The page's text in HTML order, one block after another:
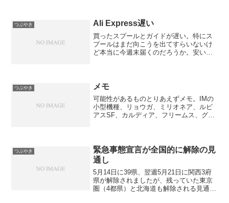
つぶやき Ali Express遅い
買ったスプールとガイドが遅い。特にス
プールはまだ向こうを出てすらいないけ
ど本当に今週末届くのだろうか。安いの
い。
つぶやき メモ
可能性があるものとりあえずメモ。IMの
小型機種、リョウガ、ミリオネア、ルビ
アスSF、カルディア、フリームス、グリ
つぶやき
緊急事態宣言が全国的に解除の見
通し
5月14日に39県、翌週5月21日に関西3府
県が解除されましたが、残っていた東京
圏（4都県）と北海道も解除される見通し